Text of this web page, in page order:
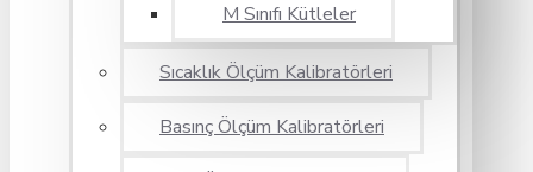
M Sınıfı Kütleler
Sıcaklık Ölçüm Kalibratörleri
Basınç Ölçüm Kalibratörleri